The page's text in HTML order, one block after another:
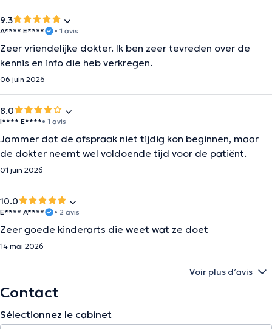
9.3
A**** E**** • 1 avis
Zeer vriendelijke dokter. Ik ben zeer tevreden over de
kennis en info die heb verkregen.
06 juin 2026
8.0
I**** E****• 1 avis
Jammer dat de afspraak niet tijdig kon beginnen, maar
de dokter neemt wel voldoende tijd voor de patiënt.
01 juin 2026
10.0
E**** A**** • 2 avis
Zeer goede kinderarts die weet wat ze doet
14 mai 2026
Voir plus d’avis
Contact
Sélectionnez le cabinet